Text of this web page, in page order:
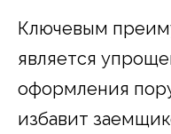
Ключевым
является
оформления
избавит